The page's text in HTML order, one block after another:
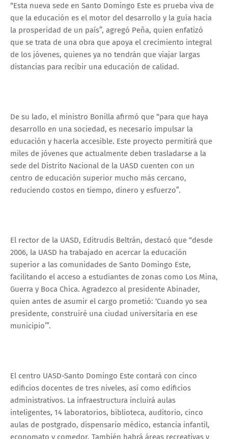
“Esta nueva sede en Santo Domingo Este es prueba viva de
que la educación es el motor del desarrollo y la guía hacia
la prosperidad de un país”, agregó Peña, quien enfatizó
que se trata de una obra que apoya el crecimiento integral
de los jóvenes, quienes ya no tendrán que viajar largas
distancias para recibir una educación de calidad.
De su lado, el ministro Bonilla afirmó que “para que haya
desarrollo en una sociedad, es necesario impulsar la
educación y hacerla accesible. Este proyecto permitirá que
miles de jóvenes que actualmente deben trasladarse a la
sede del Distrito Nacional de la UASD cuenten con un
centro de educación superior mucho más cercano,
reduciendo costos en tiempo, dinero y esfuerzo”.
El rector de la UASD, Editrudis Beltrán, destacó que “desde
2006, la UASD ha trabajado en acercar la educación
superior a las comunidades de Santo Domingo Este,
facilitando el acceso a estudiantes de zonas como Los Mina,
Guerra y Boca Chica. Agradezco al presidente Abinader,
quien antes de asumir el cargo prometió: ‘Cuando yo sea
presidente, construiré una ciudad universitaria en ese
municipio’”.
El centro UASD-Santo Domingo Este contará con cinco
edificios docentes de tres niveles, así como edificios
administrativos. La infraestructura incluirá aulas
inteligentes, 14 laboratorios, biblioteca, auditorio, cinco
aulas de postgrado, dispensario médico, estancia infantil,
economato y comedor. También habrá áreas recreativas y